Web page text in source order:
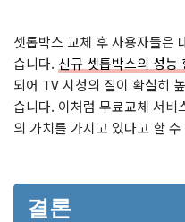
셋톱박스 교체 후 사용자들은
습니다. 신규 셋톱박스의 성능
되어 TV 시청의 질이 확실히
습니다. 이처럼 무료교체 서비
의 가치를 가지고 있다고 할
결론